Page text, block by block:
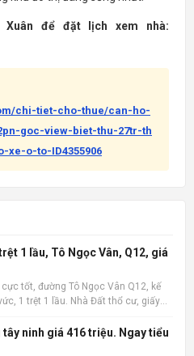
Xuân để đặt lịch xem nhà:
chi-tiet-cho-thue/can-ho-
goc-view-biet-thu-27tr-th
o-to-ID4355906
1 lầu, Tô Ngọc Vân, Q12, giá
tốt, đường Tô Ngọc Vân Q12, kế
1 trệt 1 lầu. Nhà Đất thổ cư, giấy
1.1ninh giá 416 triệu. Ngay tiểu